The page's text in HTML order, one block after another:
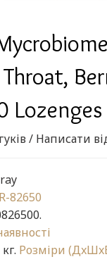
Lozenges
/ Написати
82650
Розміри